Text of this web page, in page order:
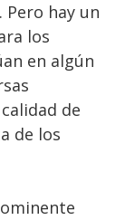
Pero hay un
los
en algún
de
de los